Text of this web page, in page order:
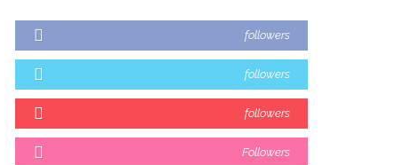
followers
followers
followers
Followers